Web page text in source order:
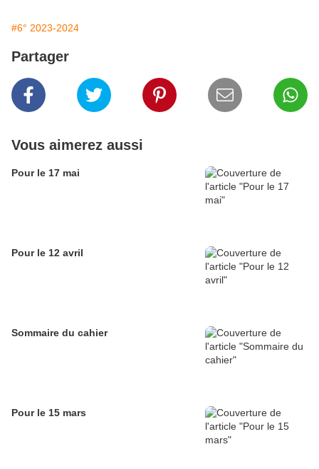
#6° 2023-2024
Partager
Vous aimerez aussi
Pour le 17 mai
Pour le 12 avril
Sommaire du cahier
Pour le 15 mars